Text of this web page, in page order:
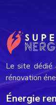
Le site dédié
rénovation
Énergie